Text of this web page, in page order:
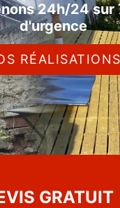
24h/24 sur
d'urgence
RÉALISATIONS
GRATUIT